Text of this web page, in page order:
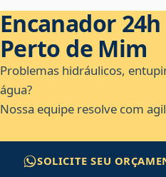
Encanador 24h
Perto de Mim
Problemas hidráulicos,
água?
Nossa equipe resolve com
SOLICITE SEU